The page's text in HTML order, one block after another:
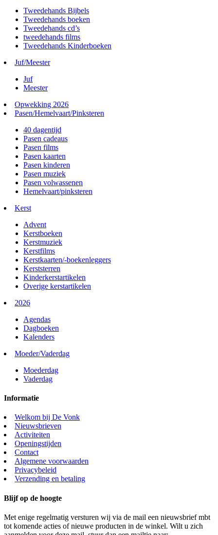
Tweedehands Bijbels
Tweedehands boeken
Tweedehands cd’s
tweedehands films
Tweedehands Kinderboeken
Juf/Meester
Juf
Meester
Opwekking 2026
Pasen/Hemelvaart/Pinksteren
40 dagentijd
Pasen cadeaus
Pasen films
Pasen kaarten
Pasen kinderen
Pasen muziek
Pasen volwassenen
Hemelvaart/pinksteren
Kerst
Advent
Kerstboeken
Kerstmuziek
Kerstfilms
Kerstkaarten/-boekenleggers
Kerststerren
Kinderkerstartikelen
Overige kerstartikelen
2026
Agendas
Dagboeken
Kalenders
Moeder/Vaderdag
Moederdag
Vaderdag
Informatie
Welkom bij De Vonk
Nieuwsbrieven
Activiteiten
Openingstijden
Contact
Algemene voorwaarden
Privacybeleid
Verzending en betaling
Blijf op de hoogte
Met enige regelmatig versturen wij via de mail een nieuwsbrief mbt
tot komende acties of nieuwe producten in de winkel. Wilt u zich